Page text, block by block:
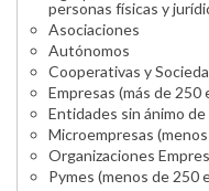
personas físicas y
Asociaciones
Autónomos
Cooperativas y
Empresas (más de 250
Entidades sin ánimo de
Microempresas
Organizaciones
Pymes (menos de 250